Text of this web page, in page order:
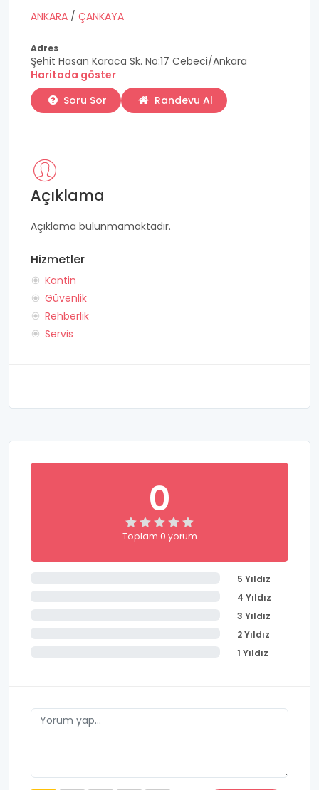
ANKARA / ÇANKAYA
Adres
Şehit Hasan Karaca Sk. No:17 Cebeci/Ankara
Haritada göster
Soru Sor
Randevu Al
Açıklama
Açıklama bulunmamaktadır.
Hizmetler
Kantin
Güvenlik
Rehberlik
Servis
0
Toplam 0 yorum
5 Yıldız
4 Yıldız
3 Yıldız
2 Yıldız
1 Yıldız